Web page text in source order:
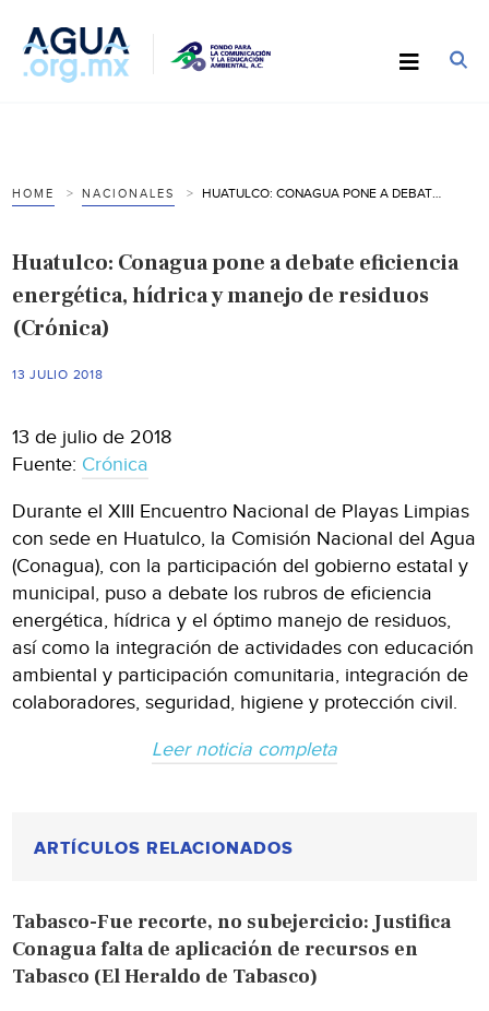
HOME NACIONALES
Huatulco: Conagua pone a debate eficiencia
energética, hídrica y manejo de residuos
(Crónica)
13 JULIO 2018
13 de julio de 2018
Fuente: Crónica
Durante el XIII Encuentro Nacional de Playas Limpias
con sede en Huatulco, la Comisión Nacional del Agua
(Conagua), con la participación del gobierno estatal y
municipal, puso a debate los rubros de eficiencia
energética, hídrica y el óptimo manejo de residuos,
así como la integración de actividades con educación
ambiental y participación comunitaria, integración de
colaboradores, seguridad, higiene y protección civil.
Leer noticia completa
ARTÍCULOS RELACIONADOS
Tabasco-Fue recorte, no subejercicio: Justifica
Conagua falta de aplicación de recursos en
Tabasco (El Heraldo de Tabasco)